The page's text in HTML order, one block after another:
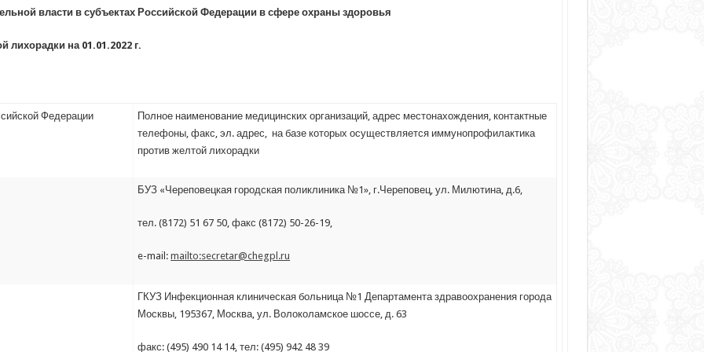
власти в субъектах Российской Федерации в сфере охраны здоровья
лихорадки на 01.01.2022 г.
Федерации
Полное наименование медицинских организаций, адрес местонахождения, контактные
телефоны, факс, эл. адрес, на базе которых осуществляется иммунопрофилактика
против желтой лихорадки
БУЗ «Череповецкая городская поликлиника №1», г.Череповец, ул. Милютина, д.6,
тел. (8172) 51 67 50, факс (8172) 50-26-19,
e-mail:mailto:secretar@chegpl.ru
ГКУЗ Инфекционная клиническая больница №1 Департамента здравоохранения города
Москвы, 195367, Москва, ул. Волоколамское шоссе, д. 63
факс: (495) 490 14 14, тел: (495) 942 48 39